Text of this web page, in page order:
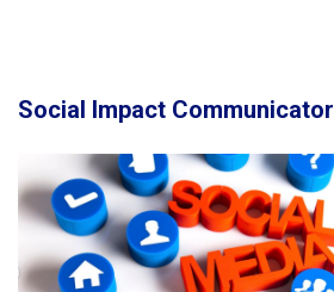
Social Impact Communicator